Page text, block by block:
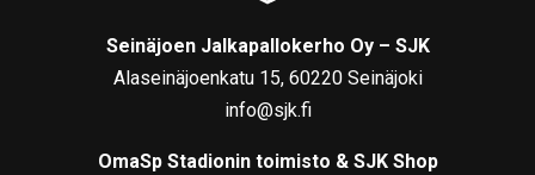
Seinäjoen Jalkapallokerho Oy – SJK
Alaseinäjoenkatu 15, 60220 Seinäjoki
info@sjk.fi
OmaSp Stadionin toimisto & SJK Shop